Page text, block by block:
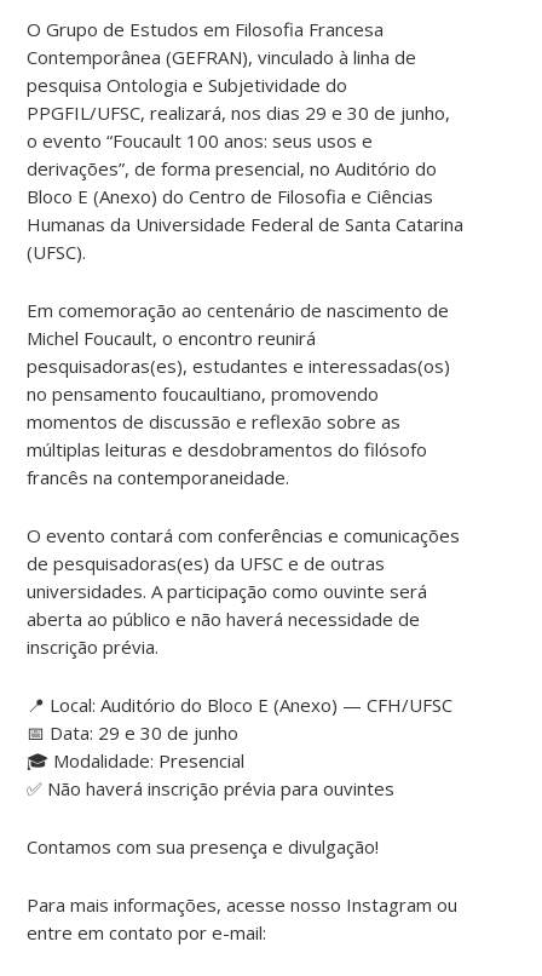
O Grupo de Estudos em Filosofia Francesa
Contemporânea (GEFRAN), vinculado à linha de
pesquisa Ontologia e Subjetividade do
PPGFIL/UFSC, realizará, nos dias 29 e 30 de junho,
o evento “Foucault 100 anos: seus usos e
derivações”, de forma presencial, no Auditório do
Bloco E (Anexo) do Centro de Filosofia e Ciências
Humanas da Universidade Federal de Santa Catarina
(UFSC).
Em comemoração ao centenário de nascimento de
Michel Foucault, o encontro reunirá
pesquisadoras(es), estudantes e interessadas(os)
no pensamento foucaultiano, promovendo
momentos de discussão e reflexão sobre as
múltiplas leituras e desdobramentos do filósofo
francês na contemporaneidade.
O evento contará com conferências e comunicações
de pesquisadoras(es) da UFSC e de outras
universidades. A participação como ouvinte será
aberta ao público e não haverá necessidade de
inscrição prévia.
📍 Local: Auditório do Bloco E (Anexo) — CFH/UFSC
📅 Data: 29 e 30 de junho
🎓 Modalidade: Presencial
✅ Não haverá inscrição prévia para ouvintes
Contamos com sua presença e divulgação!
Para mais informações, acesse nosso Instagram ou
entre em contato por e-mail: